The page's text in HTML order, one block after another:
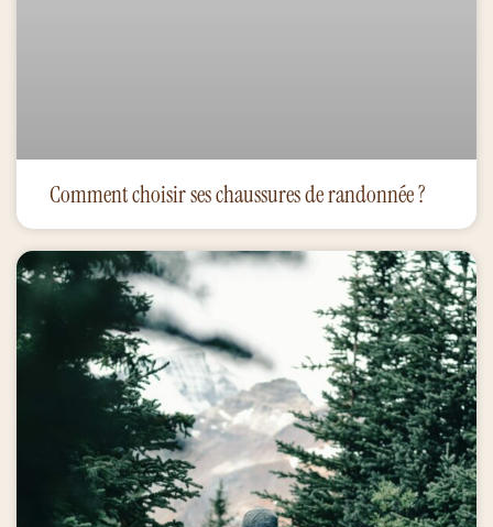
Comment choisir ses chaussures de randonnée ?